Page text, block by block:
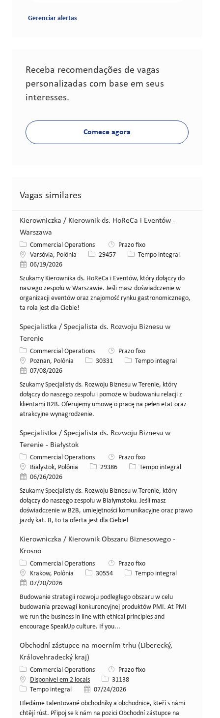
Gerenciar alertas
Receba recomendações de vagas
personalizadas com base em seus
interesses.
Comece agora
Vagas similares
Kierowniczka / Kierownik ds. HoReCa i Eventów -
Warszawa
Categoria
Commercial Operations
Prazo fixo
LocalVarsóvia, Polônia ID da vaga
29457 Tipo de cargo
Tempo integral
Data de publicação
06/19/2026
Szukamy Kierownika ds. HoReCa i Eventów, który dołączy do
naszego zespołu w Warszawie. Jeśli masz doświadczenie w
organizacji eventów oraz znajomość rynku gastronomicznego,
ta rola jest dla Ciebie!
Specjalistka / Specjalista ds. Rozwoju Biznesu w
Terenie
Categoria
Commercial Operations
Prazo fixo
LocalPoznan, Polônia ID da vaga
30331 Tipo de cargo
Tempo integral
Data de publicação
07/08/2026
Szukamy Specjalisty ds. Rozwoju Biznesu w Terenie, który
dołączy do naszego zespołu i pomoże w budowaniu relacji z
klientami B2B. Oferujemy umowę o pracę na pełen etat oraz
atrakcyjne wynagrodzenie.
Specjalistka / Specjalista ds. Rozwoju Biznesu w
Terenie - Białystok
Categoria
Commercial Operations
Prazo fixo
LocalBialystok, Polônia ID da vaga
29386 Tipo de cargo
Tempo integral
Data de publicação
06/26/2026
Szukamy Specjalisty ds. Rozwoju Biznesu w Terenie, który
dołączy do naszego zespołu w Białymstoku. Jeśli masz
doświadczenie w B2B, umiejętności komunikacyjne oraz prawo
jazdy kat. B, to ta oferta jest dla Ciebie!
Kierowniczka / Kierownik Obszaru Biznesowego -
Krosno
Categoria
Commercial Operations
Prazo fixo
LocalKrakow, Polônia ID da vaga
30554 Tipo de cargo
Tempo integral
Data de publicação
07/20/2026
Budowanie strategii rozwoju podległego obszaru w celu
budowania przewagi konkurencyjnej produktów PMI. At PMI
we run the business in line with ethical principles and
encourage SpeakUp culture. If you...
Obchodní zástupce na moerním trhu (Liberecký,
Královehradecký kraj)
Categoria
Commercial Operations
Prazo fixo
Disponível em 2 locais
ID da vaga
31138
Tipo de cargo
Tempo integral Data de publicação
07/24/2026
Hledáme talentované obchodníky a obchodnice, kteří s námi
chtějí růst. Připoj se k nám na pozici Obchodní zástupce na